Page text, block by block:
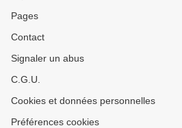
Pages
Contact
Signaler un abus
C.G.U.
Cookies et données personnelles
Préférences cookies